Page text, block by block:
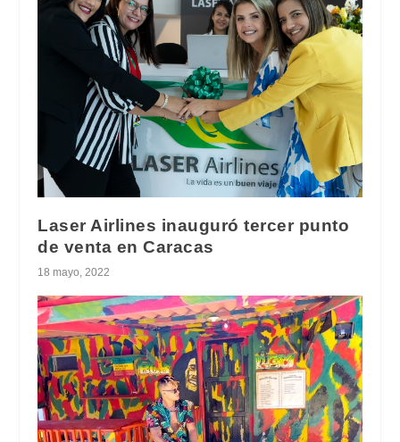
Laser Airlines inauguró tercer punto
de venta en Caracas
18 mayo, 2022